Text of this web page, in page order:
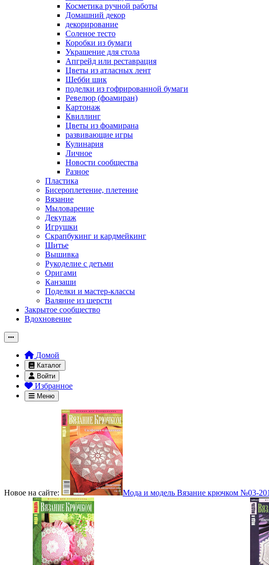
Косметика ручной работы
Домашний декор
декорирование
Соленое тесто
Коробки из бумаги
Украшение для стола
Апгрейд или реставрация
Цветы из атласных лент
Шебби шик
поделки из гофрированной бумаги
Ревелюр (фоамиран)
Картонаж
Квиллинг
Цветы из фоамирана
развивающие игры
Кулинария
Личное
Новости сообщества
Разное
Пластика
Бисероплетение, плетение
Вязание
Мыловарение
Декупаж
Игрушки
Скрапбукинг и кардмейкинг
Шитье
Вышивка
Рукоделие с детьми
Оригами
Канзаши
Поделки и мастер-классы
Валяние из шерсти
Закрытое сообщество
Вдохновение
Домой
Каталог
Войти
Избранное
Меню
Новое на сайте: Мода и модель Вязание крючком №03-